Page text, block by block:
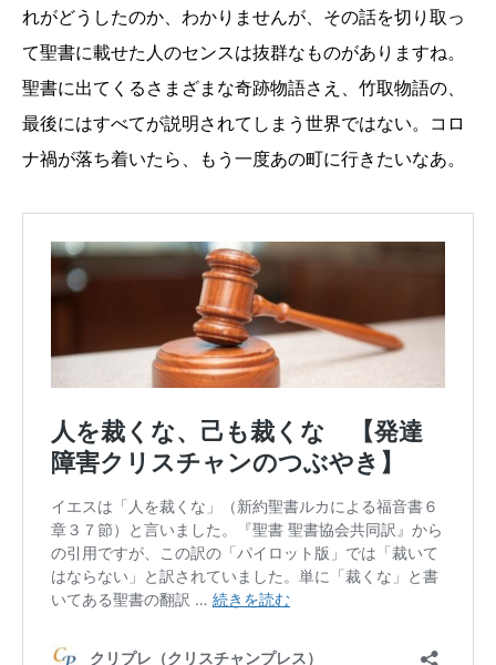
れがどうしたのか、わかりませんが、その話を切り取っ
て聖書に載せた人のセンスは抜群なものがありますね。
聖書に出てくるさまざまな奇跡物語さえ、竹取物語の、
最後にはすべてが説明されてしまう世界ではない。コロ
ナ禍が落ち着いたら、もう一度あの町に行きたいなあ。